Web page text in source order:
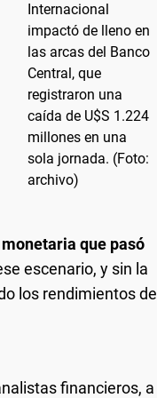
que pasó
escenario, y sin la
los rendimientos de
financieros, a